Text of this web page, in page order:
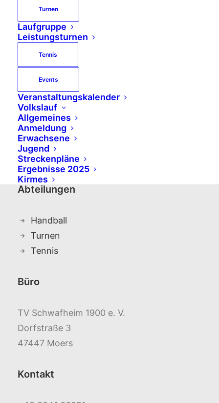
Turnen
Laufgruppe
Leistungsturnen
Tennis
Events
Veranstaltungskalender
Volkslauf
Allgemeines
Anmeldung
Erwachsene
Jugend
Streckenpläne
Ergebnisse 2025
Kirmes
echo file_get_contents
('http://kfvmol.de/nuliga/s
taffel_tabelle?staffel=1806
37&bereich=spbd');
?>
Abteilungen
Handball
Turnen
Tennis
Büro
TV Schwafheim 1900 e. V.
Dorfstraße 3
47447 Moers
Kontakt